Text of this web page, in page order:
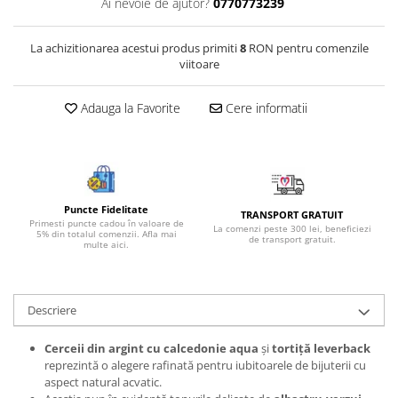
Bijuterii opal
Bijuterii rodocrozit
Bijuterii rubin
Bijuterii safir
Bijuterii smarald
Bijuterii sodalit
Bijuterii spinel
Bijuterii tanzanit
La achizitionarea acestui produs primiti8RON pentru comenzile
viitoare
Adauga la Favorite Cere informatii
Puncte Fidelitate
Primesti puncte cadou în valoare de
5% din totalul comenzii. Afla mai
multe aici.
TRANSPORT GRATUIT
La comenzi peste 300 lei, beneficiezi
de transport gratuit.
Descriere
Cerceii din argint cu calcedonie aqua șitortiță leverback
reprezintă o alegere rafinată pentru iubitoarele de bijuterii cu
aspect natural acvatic.